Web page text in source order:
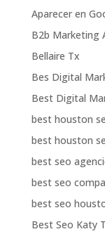
Aparecer en
B2b Marketing
Bellaire Tx
Bes Digital
Best Digital
best houston
best houston
best seo
best seo
best seo
Best Seo Katy